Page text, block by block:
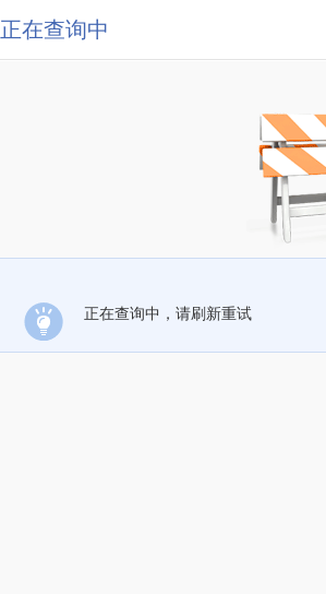
正在查询中
正在查询中，请刷新重试